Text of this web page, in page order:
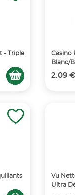
- Triple
Casino
Blanc/
2.09 €
Vu
Ultra